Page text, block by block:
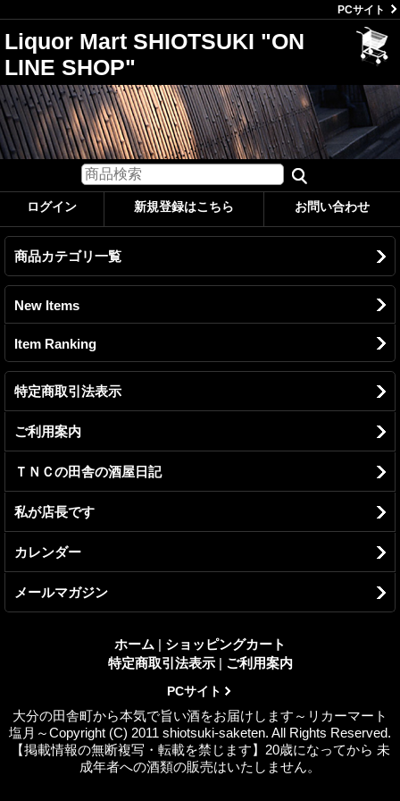
PCサイト
Liquor Mart SHIOTSUKI "ON
LINE SHOP"
ログイン 新規登録はこちら お問い合わせ
商品カテゴリ一覧
New Items
Item Ranking
特定商取引法表示
ご利用案内
ＴＮＣの田舎の酒屋日記
私が店長です
カレンダー
メールマガジン
ホーム | ショッピングカート
特定商取引法表示 | ご利用案内
PCサイト
大分の田舎町から本気で旨い酒をお届けします～リカーマート
塩月～Copyright (C) 2011 shiotsuki-saketen. All Rights Reserved.
【掲載情報の無断複写・転載を禁じます】20歳になってから 未
成年者への酒類の販売はいたしません。